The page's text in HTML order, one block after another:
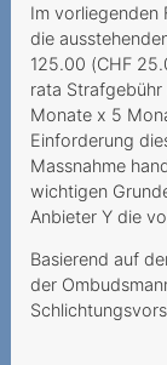
Im vorliegenden
die
125.00 (CHF
rata
Monate x 5
Einforderung
Massnahme
wichtigen
Anbieter Y die
Basierend auf
der